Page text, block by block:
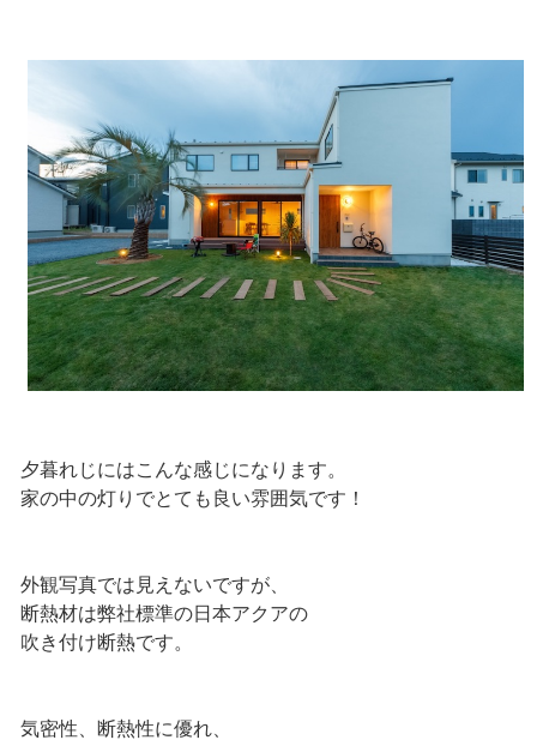
夕暮れじにはこんな感じになります。
家の中の灯りでとても良い雰囲気です！
外観写真では見えないですが、
断熱材は弊社標準の日本アクアの
吹き付け断熱です。
気密性、断熱性に優れ、